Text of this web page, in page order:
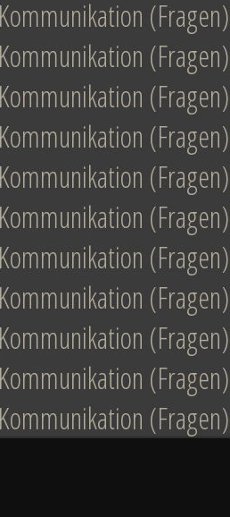
(Fragen)
(Fragen)
(Fragen)
(Fragen)
(Fragen)
(Fragen)
(Fragen)
(Fragen)
(Fragen)
(Fragen)
(Fragen)